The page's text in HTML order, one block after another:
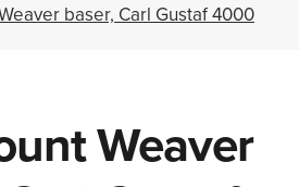
baser, Carl Gustaf 4000
Weaver